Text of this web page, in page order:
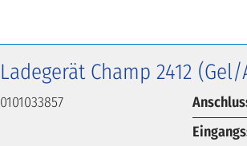
Ladegerät Champ 2412 (Gel/
0101033857